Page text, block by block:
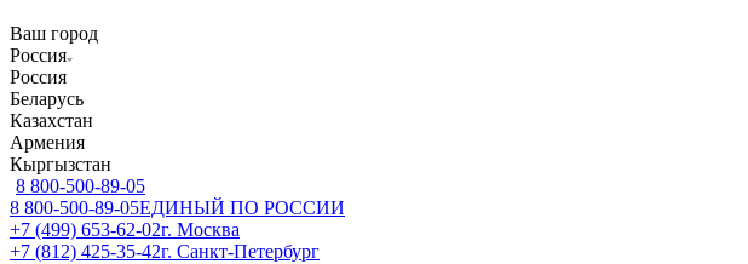
Ваш город
Россия
Россия
Беларусь
Казахстан
Армения
Кыргызстан
8 800-500-89-05
8 800-500-89-05ЕДИНЫЙ ПО РОССИИ
+7 (499) 653-62-02г. Москва
+7 (812) 425-35-42г. Санкт-Петербург